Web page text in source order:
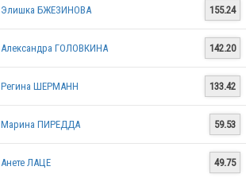
Элишка БЖЕЗИНОВА 155.24
Александра ГОЛОВКИНА 142.20
Регина ШЕРМАНН 133.42
Марина ПИРЕДДА 59.53
Анете ЛАЦЕ 49.75